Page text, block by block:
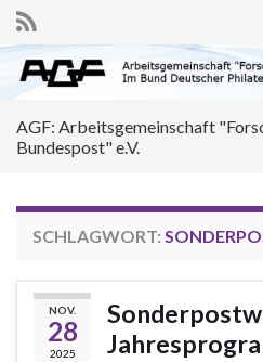
Search for:
AGF: Arbeitsgemeinschaft
Bundespost" e.V.
SCHLAGWORT:
NOV.
28
2025